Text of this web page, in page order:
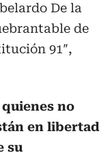
De la
de
91″,
quienes no
en libertad
su